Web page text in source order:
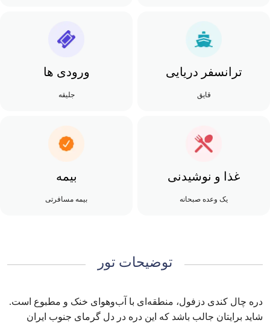
ترانسفر دریایی
قایق
ورودی ها
جلیقه
غذا و نوشیدنی
یک وعده صبحانه
بیمه
بیمه مسافرتی
توضیحات تور
دره چال کندی دزفول، منطقه‌ای با آب‌وهوای خنک و مطبوع است.
شاید برایتان جالب باشد که این دره در دل گرمای جنوب ایران